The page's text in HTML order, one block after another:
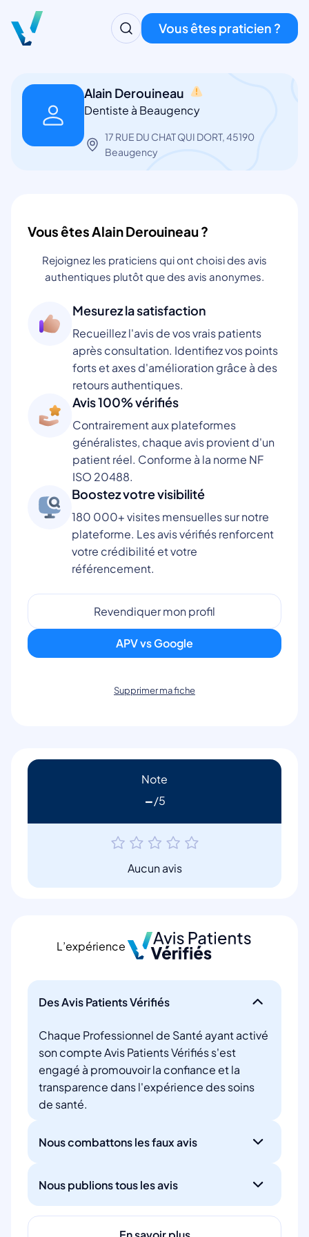
Vous êtes praticien ?
Alain Derouineau
Dentiste à Beaugency
17 RUE DU CHAT QUI DORT, 45190
Beaugency
Vous êtes Alain Derouineau ?
Rejoignez les praticiens qui ont choisi des avis
authentiques plutôt que des avis anonymes.
Mesurez la satisfaction
Recueillez l'avis de vos vrais patients
après consultation. Identifiez vos points
forts et axes d'amélioration grâce à des
retours authentiques.
Avis 100% vérifiés
Contrairement aux plateformes
généralistes, chaque avis provient d'un
patient réel. Conforme à la norme NF
ISO 20488.
Boostez votre visibilité
180 000+ visites mensuelles sur notre
plateforme. Les avis vérifiés renforcent
votre crédibilité et votre
référencement.
Revendiquer mon profil
APV vs Google
Supprimer ma fiche
Note
-
Aucun avis
L’expérience
Des Avis Patients Vérifiés
Chaque Professionnel de Santé ayant activé
son compte Avis Patients Vérifiés s'est
engagé à promouvoir la confiance et la
transparence dans l'expérience des soins
de santé.
Nous combattons les faux avis
Nous publions tous les avis